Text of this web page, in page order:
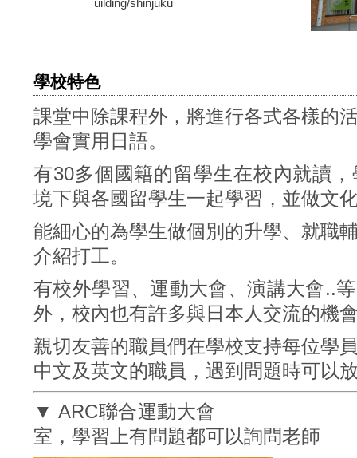
uilding/shinjuku
學校特色
課堂中除課程外，將進行各式各樣的
學會實用日語。
有30多個國籍的留學生在校內就讀
境下與各國留學生一起學習，並做文
能細心的為學生做個別的升學、就職
介紹打工。
有校外學習、運動大會、演講大會..
外，校內也有許多與日本人交流的機
親切友善的職員們在學校支持每位學
中文及英文的職員，遇到問題時可以
▼ ARC聯合運動大會
室，學習上有問題都可以詢問老師